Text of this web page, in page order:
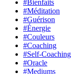
#Bienfaits
#Méditation
#Guérison
#Énergie
#Couleurs
#Coaching
#Self-Coaching
#Oracle
#Mediums